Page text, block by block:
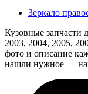
Зеркало
Кузовные запчасти
2003, 2004, 2005,
фото и описание
нашли нужное —